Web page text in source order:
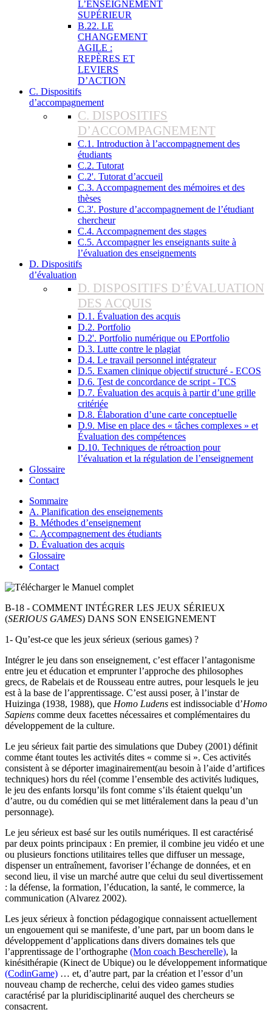
L’ENSEIGNEMENT
SUPÉRIEUR
B.22. LE
CHANGEMENT
AGILE :
REPÈRES ET
LEVIERS
D’ACTION
C. Dispositifs
d’accompagnement
C. DISPOSITIFS
D’ACCOMPAGNEMENT
C.1. Introduction à l’accompagnement des
étudiants
C.2. Tutorat
C.2'. Tutorat d’accueil
C.3. Accompagnement des mémoires et des
thèses
C.3'. Posture d’accompagnement de l’étudiant
chercheur
C.4. Accompagnement des stages
C.5. Accompagner les enseignants suite à
l’évaluation des enseignements
D. Dispositifs
d’évaluation
D. DISPOSITIFS D’ÉVALUATION
DES ACQUIS
D.1. Évaluation des acquis
D.2. Portfolio
D.2'. Portfolio numérique ou EPortfolio
D.3. Lutte contre le plagiat
D.4. Le travail personnel intégrateur
D.5. Examen clinique objectif structuré - ECOS
D.6. Test de concordance de script - TCS
D.7. Évaluation des acquis à partir d’une grille
critériée
D.8. Élaboration d’une carte conceptuelle
D.9. Mise en place des « tâches complexes » et
Évaluation des compétences
D.10. Techniques de rétroaction pour
l’évaluation et la régulation de l’enseignement
Glossaire
Contact
Sommaire
A. Planification des enseignements
B. Méthodes d’enseignement
C. Accompagnement des étudiants
D. Évaluation des acquis
Glossaire
Contact
B-18 - COMMENT INTÉGRER LES JEUX SÉRIEUX
(SERIOUS GAMES) DANS SON ENSEIGNEMENT
1- Qu’est-ce que les jeux sérieux (serious games) ?
Intégrer le jeu dans son enseignement, c’est effacer l’antagonisme
entre jeu et éducation et emprunter l’approche des philosophes
grecs, de Rabelais et de Rousseau entre autres, pour lesquels le jeu
est à la base de l’apprentissage. C’est aussi poser, à l’instar de
Huizinga (1938, 1988), que Homo Ludens est indissociable d’Homo
Sapiens comme deux facettes nécessaires et complémentaires du
développement de la culture.
Le jeu sérieux fait partie des simulations que Dubey (2001) définit
comme étant toutes les activités dites « comme si ». Ces activités
consistent à se déporter imaginairement(au besoin à l’aide d’artifices
techniques) hors du réel (comme l’ensemble des activités ludiques,
le jeu des enfants lorsqu’ils font comme s’ils étaient quelqu’un
d’autre, ou du comédien qui se met littéralement dans la peau d’un
personnage).
Le jeu sérieux est basé sur les outils numériques. Il est caractérisé
par deux points principaux : En premier, il combine jeu vidéo et une
ou plusieurs fonctions utilitaires telles que diffuser un message,
dispenser un entraînement, favoriser l’échange de données, et en
second lieu, il vise un marché autre que celui du seul divertissement
: la défense, la formation, l’éducation, la santé, le commerce, la
communication (Alvarez 2002).
Les jeux sérieux à fonction pédagogique connaissent actuellement
un engouement qui se manifeste, d’une part, par un boom dans le
développement d’applications dans divers domaines tels que
l’apprentissage de l’orthographe (Mon coach Bescherelle), la
kinésithérapie (Kinect de Ubique) ou le développement informatique
(CodinGame) … et, d’autre part, par la création et l’essor d’un
nouveau champ de recherche, celui des video games studies
caractérisé par la pluridisciplinarité auquel des chercheurs se
consacrent.